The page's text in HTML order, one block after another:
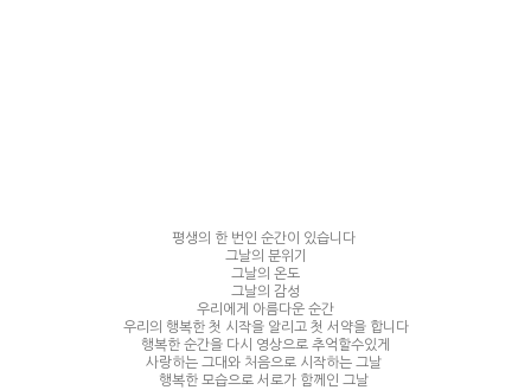
평생의 한 번인 순간이 있습니다
그날의 분위기
그날의 온도
그날의 감성
우리에게 아름다운 순간
우리의 행복한 첫 시작을 알리고 첫 서약을 합니다
행복한 순간을 다시 영상으로 추억할수있게
사랑하는 그대와 처음으로 시작하는 그날
행복한 모습으로 서로가 함께인 그날